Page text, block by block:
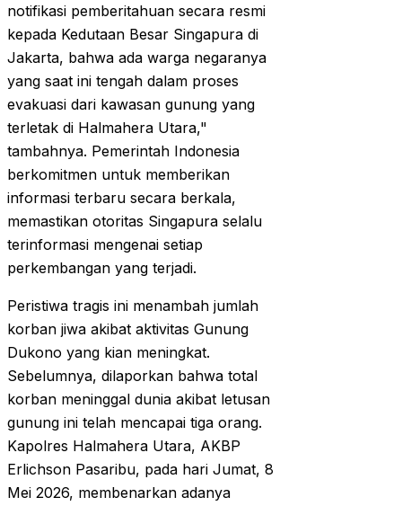
notifikasi pemberitahuan secara resmi
kepada Kedutaan Besar Singapura di
Jakarta, bahwa ada warga negaranya
yang saat ini tengah dalam proses
evakuasi dari kawasan gunung yang
terletak di Halmahera Utara,"
tambahnya. Pemerintah Indonesia
berkomitmen untuk memberikan
informasi terbaru secara berkala,
memastikan otoritas Singapura selalu
terinformasi mengenai setiap
perkembangan yang terjadi.
Peristiwa tragis ini menambah jumlah
korban jiwa akibat aktivitas Gunung
Dukono yang kian meningkat.
Sebelumnya, dilaporkan bahwa total
korban meninggal dunia akibat letusan
gunung ini telah mencapai tiga orang.
Kapolres Halmahera Utara, AKBP
Erlichson Pasaribu, pada hari Jumat, 8
Mei 2026, membenarkan adanya